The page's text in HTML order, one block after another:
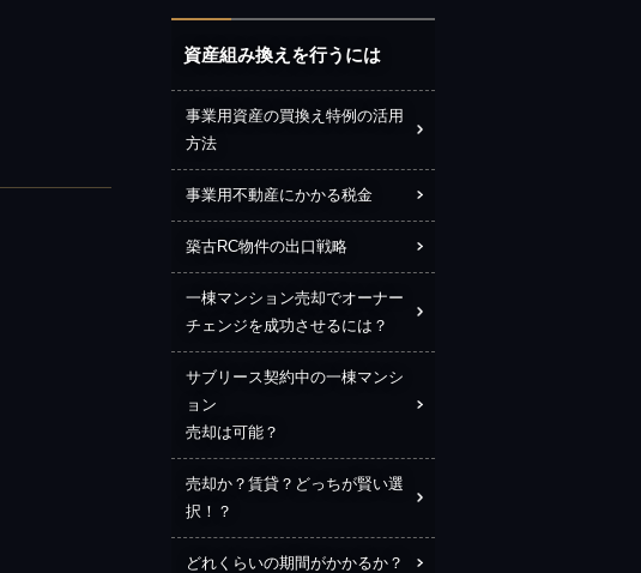
資産組み換えを行うには
事業用資産の買換え特例の活用
方法
事業用不動産にかかる税金
築古RC物件の出口戦略
一棟マンション売却でオーナー
チェンジを成功させるには？
サブリース契約中の一棟マンシ
ョン
売却は可能？
売却か？賃貸？どっちが賢い選
択！？
どれくらいの期間がかかるか？